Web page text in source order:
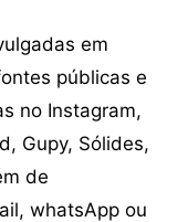
em
públicas e
no Instagram,
Gupy, Sólides,
de
whatsApp ou